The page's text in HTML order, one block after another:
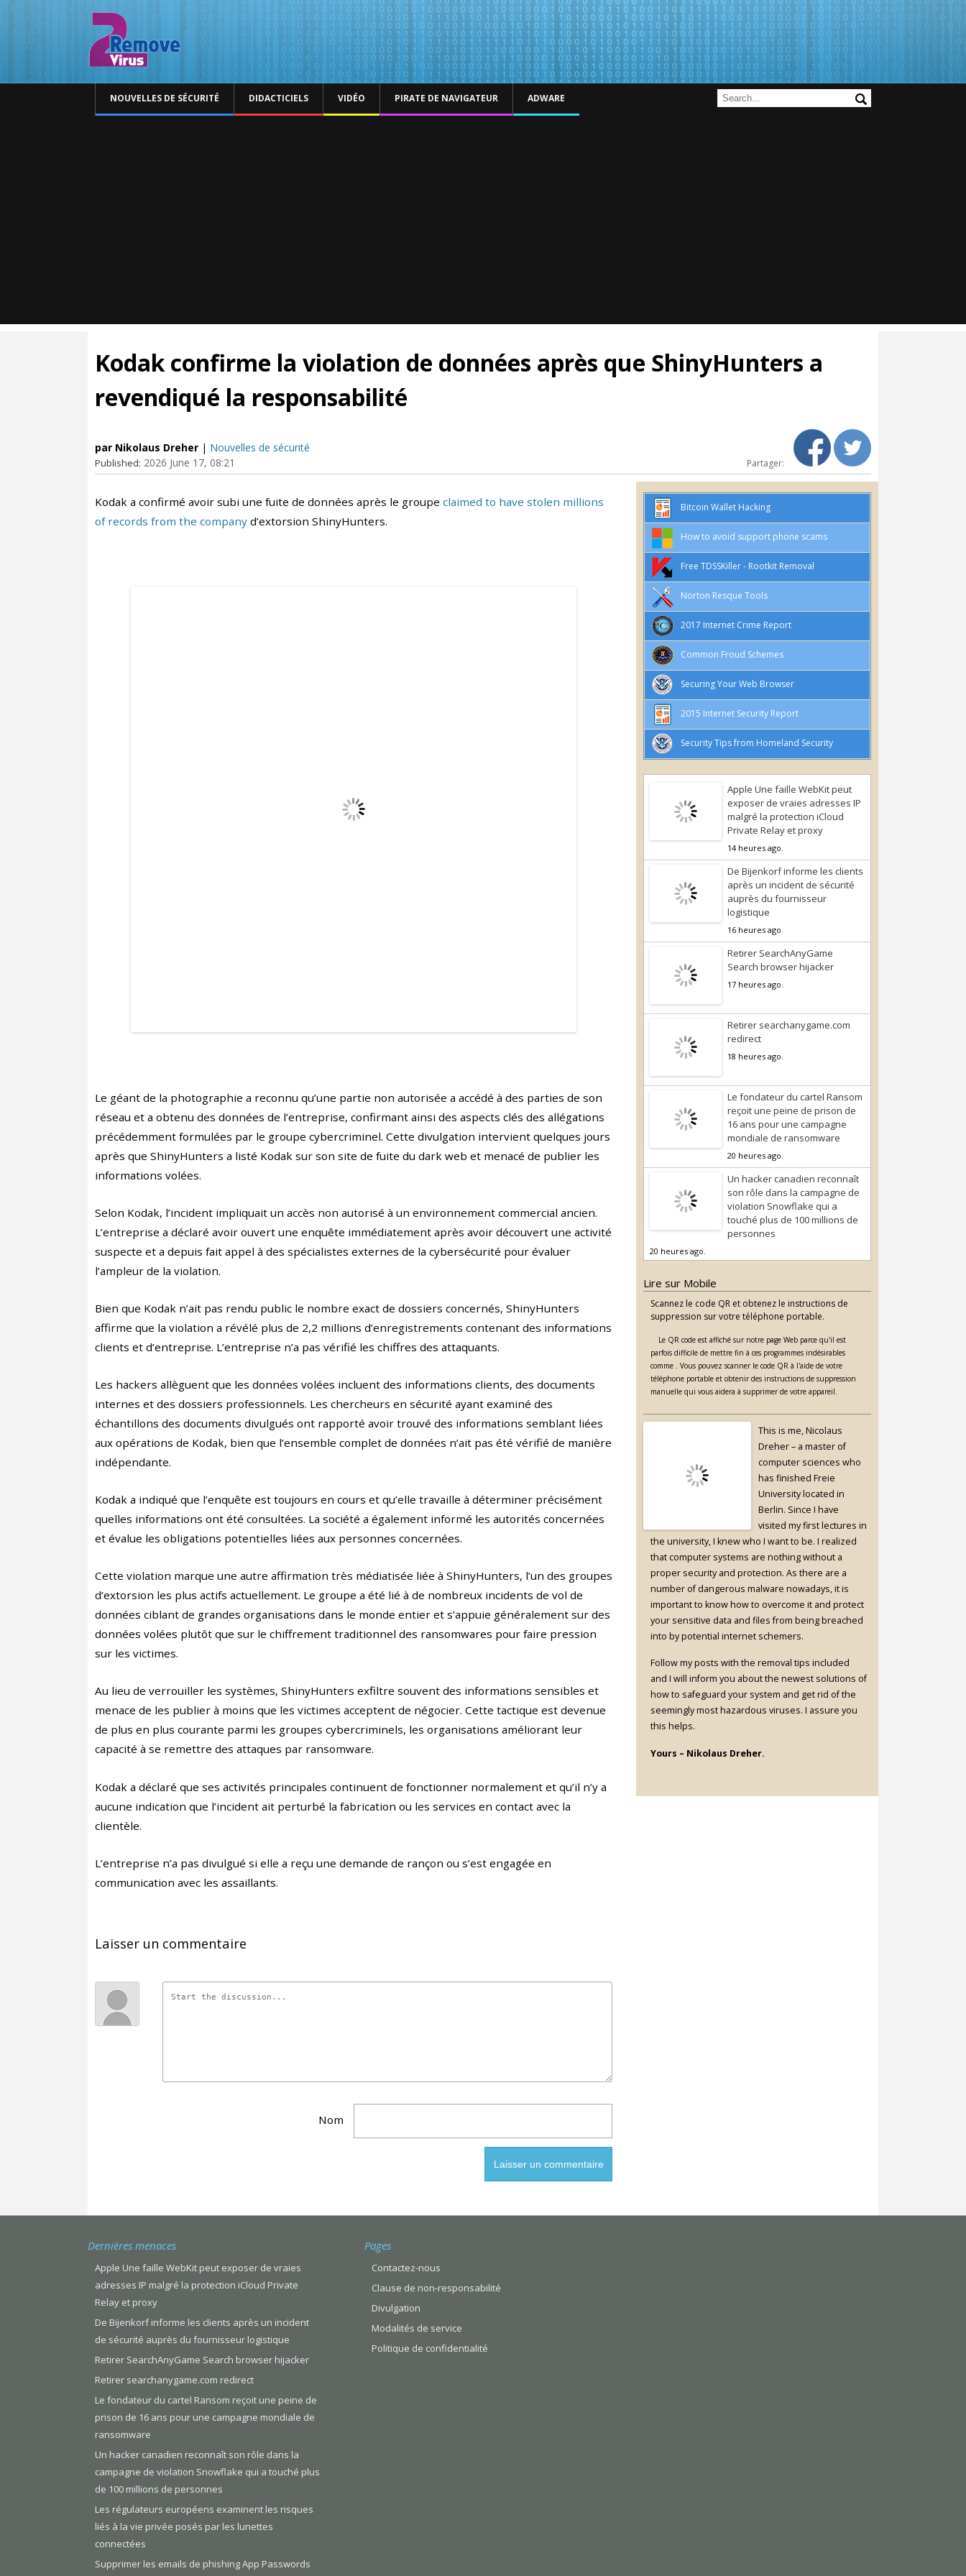
NOUVELLES DE SÉCURITÉ DIDACTICIELS VIDÉO PIRATE DE NAVIGATEUR ADWARE
Kodak confirme la violation de données après que ShinyHunters a
revendiqué la responsabilité
par Nikolaus Dreher | Nouvelles de sécurité
Published: 2026 June 17, 08:21 Partager:
Kodak a confirmé avoir subi une fuite de données après le groupe claimed to have stolen millions
of records from the company d’extorsion ShinyHunters.
Le géant de la photographie a reconnu qu’une partie non autorisée a accédé à des parties de son
réseau et a obtenu des données de l’entreprise, confirmant ainsi des aspects clés des allégations
précédemment formulées par le groupe cybercriminel. Cette divulgation intervient quelques jours
après que ShinyHunters a listé Kodak sur son site de fuite du dark web et menacé de publier les
informations volées.
Selon Kodak, l’incident impliquait un accès non autorisé à un environnement commercial ancien.
L’entreprise a déclaré avoir ouvert une enquête immédiatement après avoir découvert une activité
suspecte et a depuis fait appel à des spécialistes externes de la cybersécurité pour évaluer
l’ampleur de la violation.
Bien que Kodak n’ait pas rendu public le nombre exact de dossiers concernés, ShinyHunters
affirme que la violation a révélé plus de 2,2 millions d’enregistrements contenant des informations
clients et d’entreprise. L’entreprise n’a pas vérifié les chiffres des attaquants.
Les hackers allèguent que les données volées incluent des informations clients, des documents
internes et des dossiers professionnels. Les chercheurs en sécurité ayant examiné des
échantillons des documents divulgués ont rapporté avoir trouvé des informations semblant liées
aux opérations de Kodak, bien que l’ensemble complet de données n’ait pas été vérifié de manière
indépendante.
Kodak a indiqué que l’enquête est toujours en cours et qu’elle travaille à déterminer précisément
quelles informations ont été consultées. La société a également informé les autorités concernées
et évalue les obligations potentielles liées aux personnes concernées.
Cette violation marque une autre affirmation très médiatisée liée à ShinyHunters, l’un des groupes
d’extorsion les plus actifs actuellement. Le groupe a été lié à de nombreux incidents de vol de
données ciblant de grandes organisations dans le monde entier et s’appuie généralement sur des
données volées plutôt que sur le chiffrement traditionnel des ransomwares pour faire pression
sur les victimes.
Au lieu de verrouiller les systèmes, ShinyHunters exfiltre souvent des informations sensibles et
menace de les publier à moins que les victimes acceptent de négocier. Cette tactique est devenue
de plus en plus courante parmi les groupes cybercriminels, les organisations améliorant leur
capacité à se remettre des attaques par ransomware.
Kodak a déclaré que ses activités principales continuent de fonctionner normalement et qu’il n’y a
aucune indication que l’incident ait perturbé la fabrication ou les services en contact avec la
clientèle.
L’entreprise n’a pas divulgué si elle a reçu une demande de rançon ou s’est engagée en
communication avec les assaillants.
Laisser un commentaire
Nom
Bitcoin Wallet Hacking
How to avoid support phone scams
Free TDSSKiller - Rootkit Removal
Norton Resque Tools
2017 Internet Crime Report
Common Froud Schemes
Securing Your Web Browser
2015 Internet Security Report
Security Tips from Homeland Security
Apple Une faille WebKit peut
exposer de vraies adresses IP
malgré la protection iCloud
Private Relay et proxy
14 heures ago.
De Bijenkorf informe les clients
après un incident de sécurité
auprès du fournisseur
logistique
16 heures ago.
Retirer SearchAnyGame
Search browser hijacker
17 heures ago.
Retirer searchanygame.com
redirect
18 heures ago.
Le fondateur du cartel Ransom
reçoit une peine de prison de
16 ans pour une campagne
mondiale de ransomware
20 heures ago.
Un hacker canadien reconnaît
son rôle dans la campagne de
violation Snowflake qui a
touché plus de 100 millions de
personnes
20 heures ago.
Lire sur Mobile
Scannez le code QR et obtenez le instructions de
suppression sur votre téléphone portable.
Le QR code est affiché sur notre page Web parce qu'il est
parfois difficile de mettre fin à ces programmes indésirables
comme . Vous pouvez scanner le code QR à l'aide de votre
téléphone portable et obtenir des instructions de suppression
manuelle qui vous aidera à supprimer de votre appareil.
This is me, Nicolaus
Dreher – a master of
computer sciences who
has finished Freie
University located in
Berlin. Since I have
visited my first lectures in
the university, I knew who I want to be. I realized
that computer systems are nothing without a
proper security and protection. As there are a
number of dangerous malware nowadays, it is
important to know how to overcome it and protect
your sensitive data and files from being breached
into by potential internet schemers.
Follow my posts with the removal tips included
and I will inform you about the newest solutions of
how to safeguard your system and get rid of the
seemingly most hazardous viruses. I assure you
this helps.
Yours – Nikolaus Dreher.
Dernières menaces
Apple Une faille WebKit peut exposer de vraies
adresses IP malgré la protection iCloud Private
Relay et proxy
De Bijenkorf informe les clients après un incident
de sécurité auprès du fournisseur logistique
Retirer SearchAnyGame Search browser hijacker
Retirer searchanygame.com redirect
Le fondateur du cartel Ransom reçoit une peine de
prison de 16 ans pour une campagne mondiale de
ransomware
Un hacker canadien reconnaît son rôle dans la
campagne de violation Snowflake qui a touché plus
de 100 millions de personnes
Les régulateurs européens examinent les risques
liés à la vie privée posés par les lunettes
connectées
Supprimer les emails de phishing App Passwords
Pages
Contactez-nous
Clause de non-responsabilité
Divulgation
Modalités de service
Politique de confidentialité